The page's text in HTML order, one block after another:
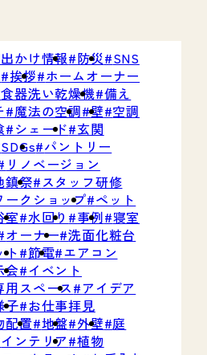
かけ情報 防災 SNS
挨拶 ホームオーナー
食器洗い乾燥機 備え
魔法の空調 壁 空調
シェード 玄関
SDGs パントリー
リノベージョン
鎮祭 スタッフ研修
ークショップ ペット
室 水回り 事例 寝室
オーナー 洗面化粧台
ト 節電 エアコン
会 イベント
用スペース
アイデア
子 お仕事拝見
配置 地盤 外壁 庭
インテリア 植物